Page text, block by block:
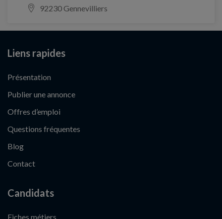
92230 Gennevilliers
Liens rapides
Présentation
Publier une annonce
Offres d’emploi
Questions fréquentes
Blog
Contact
Candidats
Fiches métiers